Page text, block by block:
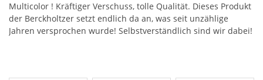
Multicolor ! Kräftiger Verschuss, tolle Qualität. Dieses Produkt
der Berckholtzer setzt endlich da an, was seit unzählige
Jahren versprochen wurde! Selbstverständlich sind wir dabei!